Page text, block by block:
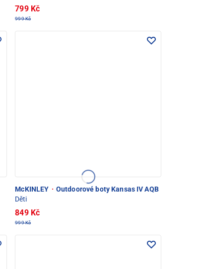
799 Kč
999 Kč
McKINLEY · Outdoorové boty Kansas IV AQB
Děti
849 Kč
999 Kč